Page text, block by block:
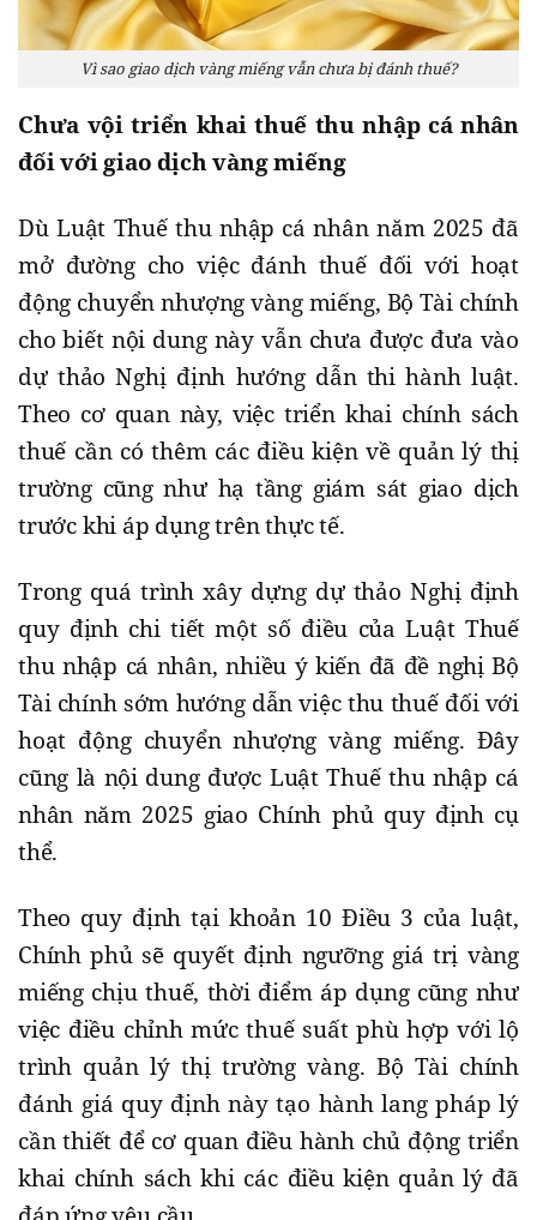
Vì sao giao dịch vàng miếng vẫn chưa bị đánh thuế?
Chưa vội triển khai thuế thu nhập cá nhân
đối với giao dịch vàng miếng
Dù Luật Thuế thu nhập cá nhân năm 2025 đã
mở đường cho việc đánh thuế đối với hoạt
động chuyển nhượng vàng miếng, Bộ Tài chính
cho biết nội dung này vẫn chưa được đưa vào
dự thảo Nghị định hướng dẫn thi hành luật.
Theo cơ quan này, việc triển khai chính sách
thuế cần có thêm các điều kiện về quản lý thị
trường cũng như hạ tầng giám sát giao dịch
trước khi áp dụng trên thực tế.
Trong quá trình xây dựng dự thảo Nghị định
quy định chi tiết một số điều của Luật Thuế
thu nhập cá nhân, nhiều ý kiến đã đề nghị Bộ
Tài chính sớm hướng dẫn việc thu thuế đối với
hoạt động chuyển nhượng vàng miếng. Đây
cũng là nội dung được Luật Thuế thu nhập cá
nhân năm 2025 giao Chính phủ quy định cụ
thể.
Theo quy định tại khoản 10 Điều 3 của luật,
Chính phủ sẽ quyết định ngưỡng giá trị vàng
miếng chịu thuế, thời điểm áp dụng cũng như
việc điều chỉnh mức thuế suất phù hợp với lộ
trình quản lý thị trường vàng. Bộ Tài chính
đánh giá quy định này tạo hành lang pháp lý
cần thiết để cơ quan điều hành chủ động triển
khai chính sách khi các điều kiện quản lý đã